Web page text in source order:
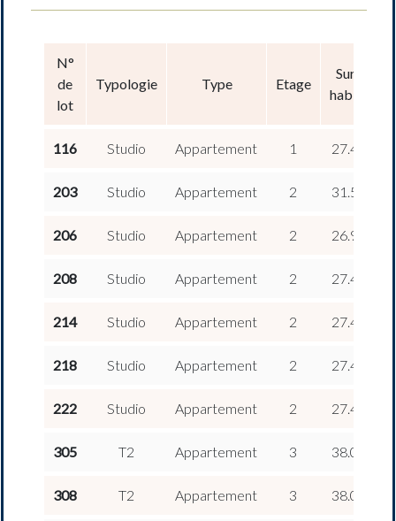
N°
de
lot
Typologie Type Etage
Surface
habitable
116 Studio Appartement 1 27.47 m
203 Studio Appartement 2 31.59 m
206 Studio Appartement 2 26.95 m
208 Studio Appartement 2 27.47 m
214 Studio Appartement 2 27.47 m
218 Studio Appartement 2 27.47 m
222 Studio Appartement 2 27.47 m
305 T2 Appartement 3 38.04 m
308 T2 Appartement 3 38.04 m